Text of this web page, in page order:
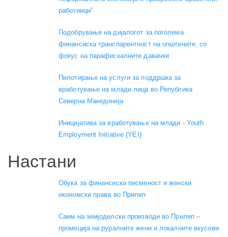
работници”
Подобрување на дијалогот за поголема
финансиска транспарентност на општините, со
фокус на парафискалните давачки
Пилотирање на услуги за поддршка за
вработување на млади лица во Република
Северна Македонија
Иницијатива за вработување на млади - Youth
Employment Initiative (YEI)
Настани
Обука за финансиска писменост и женски
економски права во Прилеп
Саем на земјоделски производи во Прилеп –
промоција на руралните жени и локалните вкусови